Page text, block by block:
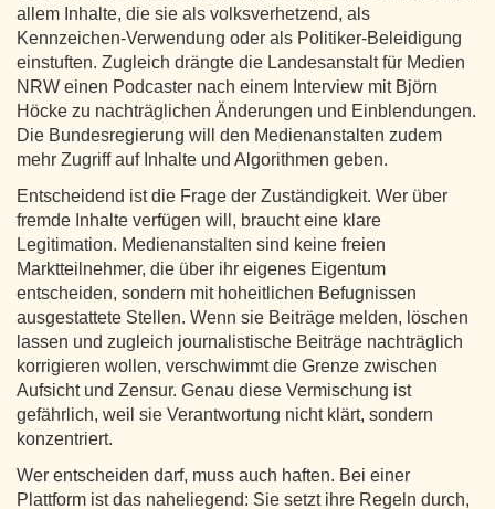
allem Inhalte, die sie als volksverhetzend, als
Kennzeichen-Verwendung oder als Politiker-Beleidigung
einstuften. Zugleich drängte die Landesanstalt für Medien
NRW einen Podcaster nach einem Interview mit Björn
Höcke zu nachträglichen Änderungen und Einblendungen.
Die Bundesregierung will den Medienanstalten zudem
mehr Zugriff auf Inhalte und Algorithmen geben.
Entscheidend ist die Frage der Zuständigkeit. Wer über
fremde Inhalte verfügen will, braucht eine klare
Legitimation. Medienanstalten sind keine freien
Marktteilnehmer, die über ihr eigenes Eigentum
entscheiden, sondern mit hoheitlichen Befugnissen
ausgestattete Stellen. Wenn sie Beiträge melden, löschen
lassen und zugleich journalistische Beiträge nachträglich
korrigieren wollen, verschwimmt die Grenze zwischen
Aufsicht und Zensur. Genau diese Vermischung ist
gefährlich, weil sie Verantwortung nicht klärt, sondern
konzentriert.
Wer entscheiden darf, muss auch haften. Bei einer
Plattform ist das naheliegend: Sie setzt ihre Regeln durch,